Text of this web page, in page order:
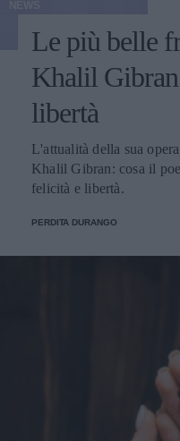
Le più belle
Khalil
libertà
L'attualità della sua
Khalil Gibran: cosa il
felicità e libertà.
PERDITA DURANGO